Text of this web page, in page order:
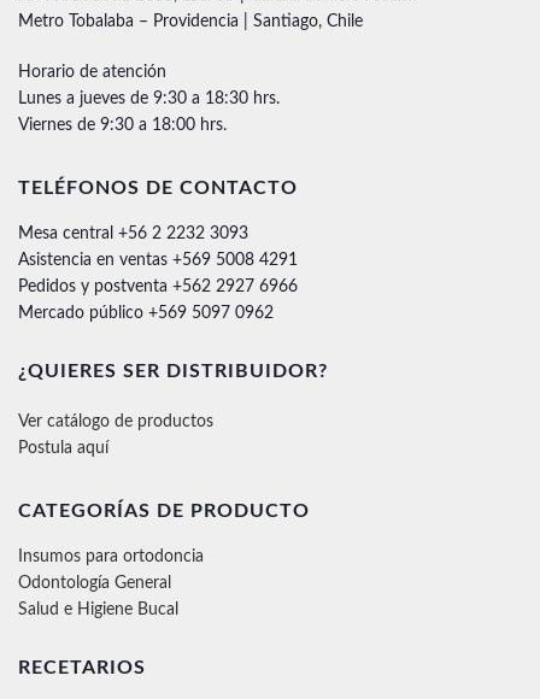
Metro Tobalaba – Providencia | Santiago, Chile
Horario de atención
Lunes a jueves de 9:30 a 18:30 hrs.
Viernes de 9:30 a 18:00 hrs.
TELÉFONOS DE CONTACTO
Mesa central +56 2 2232 3093
Asistencia en ventas +569 5008 4291
Pedidos y postventa +562 2927 6966
Mercado público +569 5097 0962
¿QUIERES SER DISTRIBUIDOR?
Ver catálogo de productos
Postula aquí
CATEGORÍAS DE PRODUCTO
Insumos para ortodoncia
Odontología General
Salud e Higiene Bucal
RECETARIOS